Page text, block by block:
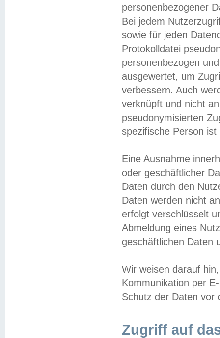
personenbezogener
Bei jedem
sowie für jeden
Protokolldatei
personenbezogen
ausgewertet, um
verbessern. Auch
verknüpft und nicht
pseudonymisierten
spezifische Person
Eine Ausnahme
oder geschäftlicher
Daten durch den
Daten werden nicht
erfolgt verschlüsselt
Abmeldung eines
geschäftlichen Daten
Wir weisen darauf
Kommunikation per
Schutz der Daten vor
Zugriff auf